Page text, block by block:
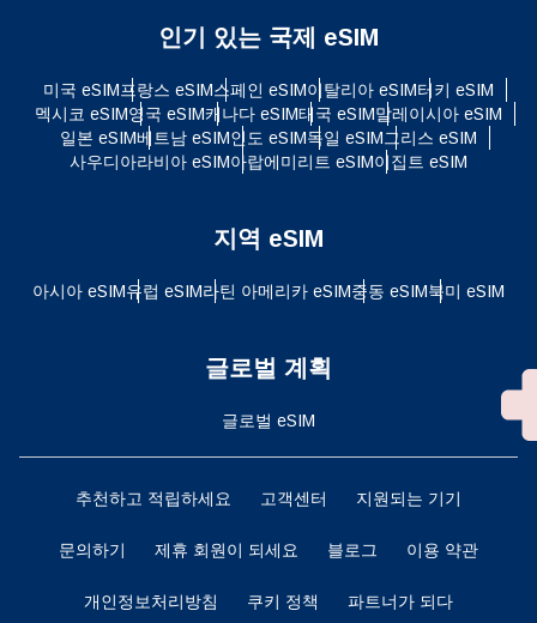
인기 있는 국제 eSIM
미국 eSIM프랑스 eSIM스페인 eSIM이탈리아 eSIM터키 eSIM
멕시코 eSIM영국 eSIM캐나다 eSIM태국 eSIM말레이시아 eSIM
일본 eSIM베트남 eSIM인도 eSIM독일 eSIM그리스 eSIM
사우디아라비아 eSIM아랍에미리트 eSIM이집트 eSIM
지역 eSIM
아시아 eSIM유럽 ​​eSIM라틴 아메리카 eSIM중동 eSIM북미 eSIM
글로벌 계획
글로벌 eSIM
추천하고 적립하세요 고객센터 지원되는 기기
문의하기 제휴 회원이 되세요 블로그 이용 약관
개인정보처리방침 쿠키 정책 파트너가 되다